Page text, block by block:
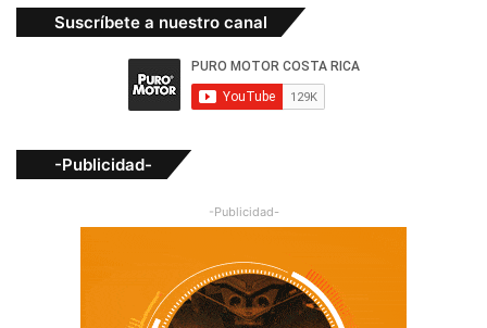
Suscríbete a nuestro canal
-Publicidad-
-Publicidad-